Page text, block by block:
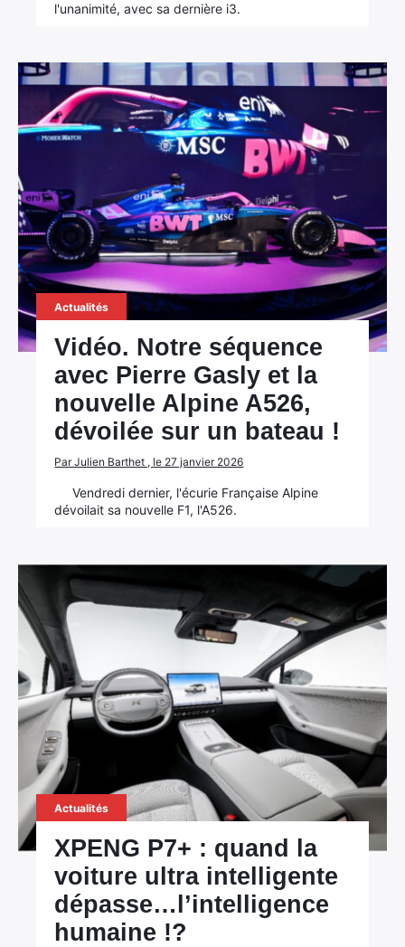
l'unanimité, avec sa dernière i3.
Actualités
Vidéo. Notre séquence
avec Pierre Gasly et la
nouvelle Alpine A526,
dévoilée sur un bateau !
Par Julien Barthet , le 27 janvier 2026
Vendredi dernier, l'écurie Française Alpine
dévoilait sa nouvelle F1, l'A526.
Actualités
XPENG P7+ : quand la
voiture ultra intelligente
dépasse…l’intelligence
humaine !?